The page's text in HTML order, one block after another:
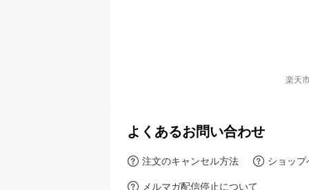
楽天
よくあるお問い合わせ
注文のキャンセル方法 ショッ
メルマガ配信停止について